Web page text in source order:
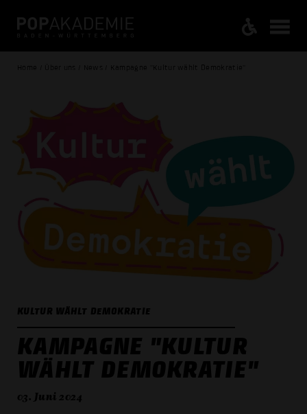
Home / Über uns / News / Kampagne "Kultur wählt Demokratie"
KULTUR WÄHLT DEMOKRATIE
KAMPAGNE "KULTUR
WÄHLT DEMOKRATIE"
03. Juni 2024